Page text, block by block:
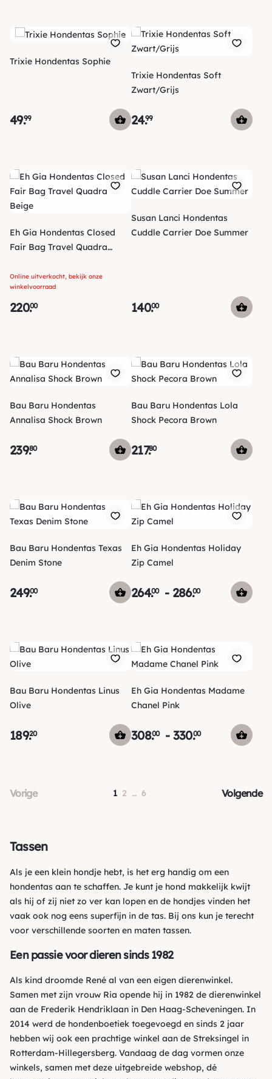
Trixie Hondentas Sophie
49.99
Trixie Hondentas Soft
Zwart/Grijs
24.99
Eh Gia Hondentas Closed
Fair Bag Travel Quadra
Online uitverkocht, bekijk onze
winkelvoorraad
220.00
Susan Lanci Hondentas
Cuddle Carrier Doe Summer
140.00
Bau Baru Hondentas
Annalisa Shock Brown
239.80
Bau Baru Hondentas Lola
Shock Pecora Brown
217.80
Bau Baru Hondentas Texas
Denim Stone
249.00
Eh Gia Hondentas Holiday
Zip Camel
264.00 - 286.00
Bau Baru Hondentas Linus
Olive
189.20
Eh Gia Hondentas Madame
Chanel Pink
308.00 - 330.00
Vorige 1 2 … 6 Volgende
Tassen
Als je een klein hondje hebt, is het erg handig om een
hondentas aan te schaffen. Je kunt je hond makkelijk kwijt
als hij of zij niet zo ver kan lopen en de hondjes vinden het
vaak ook nog eens superfijn in de tas. Bij ons kun je terecht
voor verschillende soorten en maten tassen.
Een passie voor dieren sinds 1982
Als kind droomde René al van een eigen dierenwinkel.
Samen met zijn vrouw Ria opende hij in 1982 de dierenwinkel
aan de Frederik Hendriklaan in Den Haag-Scheveningen. In
2014 werd de hondenboetiek toegevoegd en sinds 2 jaar
hebben wij ook een prachtige winkel aan de Streksingel in
Rotterdam-Hillegersberg. Vandaag de dag vormen onze
winkels, samen met deze uitgebreide webshop, dé